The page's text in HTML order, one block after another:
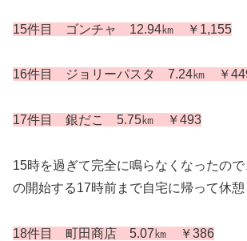
15件目 ゴンチャ 12.94㎞ ￥1,155
16件目 ジョリーパスタ 7.24㎞ ￥
17件目 銀だこ 5.75㎞ ￥493
15時を過ぎて完全に鳴らなくなったので
の開始する17時前まで自宅に帰って休憩
18件目 町田商店 5.07㎞ ￥386